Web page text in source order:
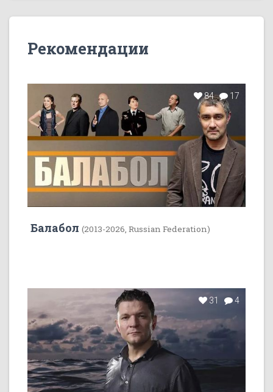
Рекомендации
84 17
Балабол (2013-2026, Russian Federation)
31 4